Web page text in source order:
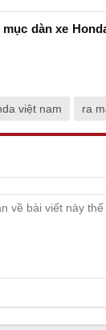
mục dàn xe
việt nam ra